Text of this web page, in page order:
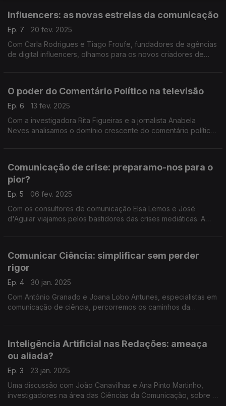
Influencers: as novas estrelas da comunicação
Ep. 7
20 fev. 2025
Com Carla Rodrigues e Tiago Froufe, fundadores de agências
de digital influencers, olhamos para os novos criadores de
O poder do Comentário Político na televisão
Ep. 6
13 fev. 2025
Com a investigadora Rita Figueiras e a jornalista Anabela
Neves analisamos o domínio crescente do comentário político
Comunicação de crise: preparamo-nos para o
pior?
Ep. 5
06 fev. 2025
Com os consultores de comunicação Elsa Lemos e José
d'Aguiar viajamos pelos bastidores das crises mediáticas. A
Comunicar Ciência: simplificar sem perder
rigor
Ep. 4
30 jan. 2025
Com António Granado e Joana Lobo Antunes, especialistas em
comunicação de ciência, percorremos os caminhos da
Inteligência Artificial nas Redações: ameaça
ou aliada?
Ep. 3
23 jan. 2025
Uma discussão com João Canavilhas e Ana Pinto Martinho,
investigadores na área das Ciências da Comunicação, sobre o